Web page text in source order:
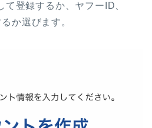
て登録するか、ヤフーID、
か選びます。